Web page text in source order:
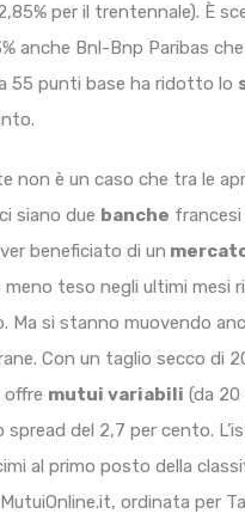
per il trentennale). È
anche Bnl-Bnp Paribas
55 punti base ha ridotto lo
non è un caso che tra le
siano due banche francesi
beneficiato di un
meno teso negli ultimi mesi
Ma si stanno muovendo
Con un taglio secco di
offre mutui variabili (da 20
spread del 2,7 per cento.
al primo posto della
ordinata per